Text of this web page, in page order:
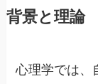
背景と理論
心理学では、